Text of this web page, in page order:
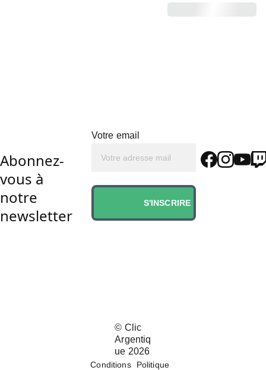
Abonnez-
vous à
notre
newsletter
Votre email
S'INSCRIRE
Conditions Politique
© Clic
Argentiq
ue 2026